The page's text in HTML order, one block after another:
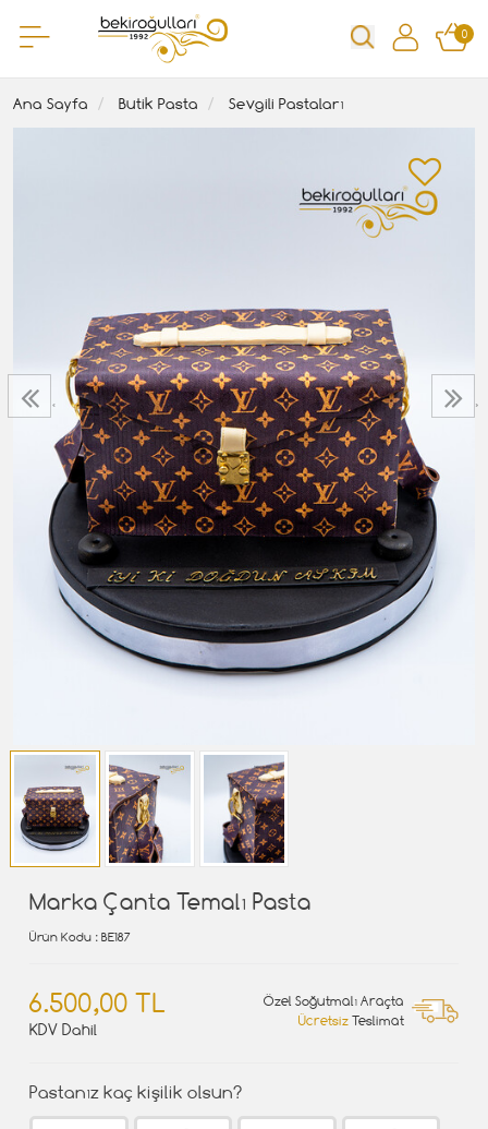
0
Ana Sayfa Butik Pasta Sevgili Pastaları
‹ ›
Marka Çanta Temalı Pasta
Ürün Kodu : BE187
6.500,00 TL
KDV Dahil
Özel Soğutmalı Araçta
Ücretsiz Teslimat
Pastanız kaç kişilik olsun?